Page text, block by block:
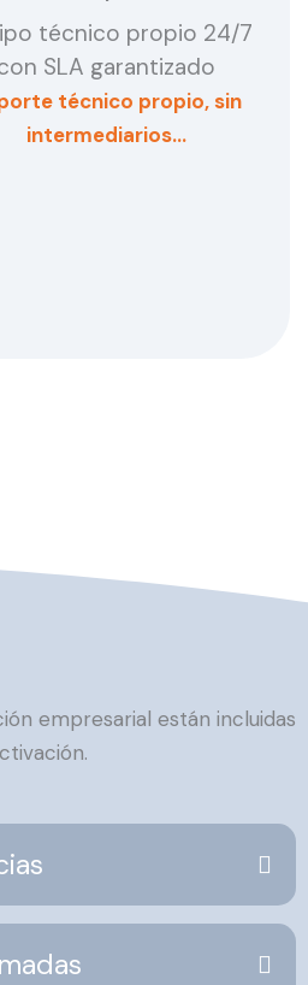
técnico propio 24/7
SLA garantizado
técnico propio, sin
intermediarios…
empresarial están incluidas